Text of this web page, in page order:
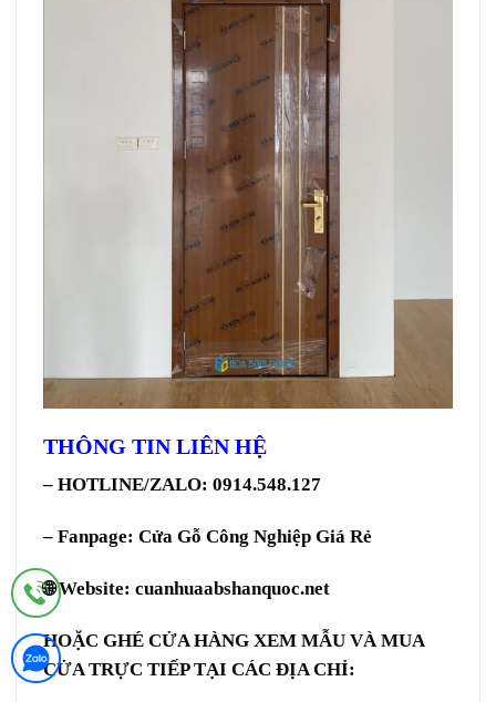
THÔNG TIN LIÊN HỆ
– HOTLINE/ZALO: 0914.548.127
– Fanpage: Cửa Gỗ Công Nghiệp Giá Rẻ
🌐 Website: cuanhuaabshanquoc.net
HOẶC GHÉ CỬA HÀNG XEM MẪU VÀ MUA
CỬA TRỰC TIẾP TẠI CÁC ĐỊA CHỈ: